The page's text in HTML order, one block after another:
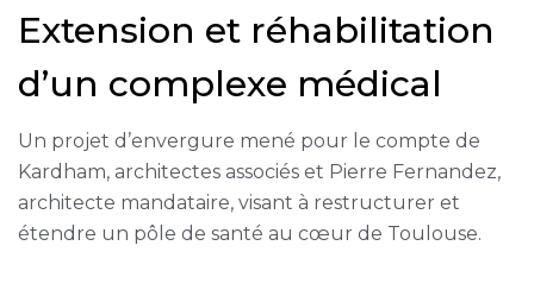
Extension et réhabilitation
d’un complexe médical
Un projet d’envergure mené pour le compte de
Kardham, architectes associés et Pierre Fernandez,
architecte mandataire, visant à restructurer et
étendre un pôle de santé au cœur de Toulouse.